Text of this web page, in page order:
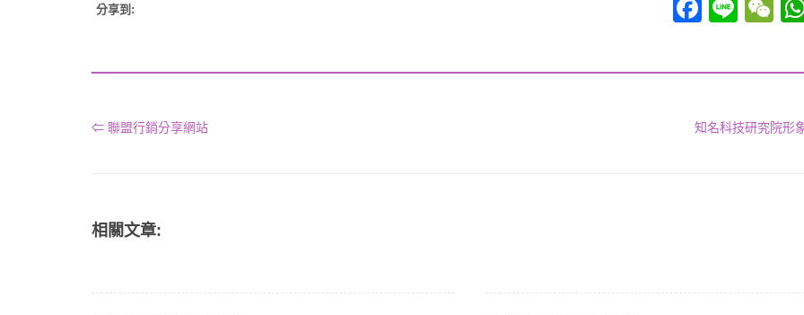
分享到: Facebook
Line
⇐ 聯盟行銷分享網站 知名科技研究院形
相關文章: